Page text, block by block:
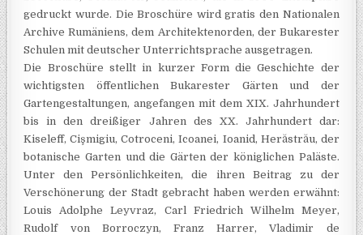
gedruckt wurde. Die Broschüre wird gratis den Nationalen
Archive Rumäniens, dem Architektenorden, der Bukarester
Schulen mit deutscher Unterrichtsprache ausgetragen.
Die Broschüre stellt in kurzer Form die Geschichte der
wichtigsten öffentlichen Bukarester Gärten und der
Gartengestaltungen, angefangen mit dem XIX. Jahrhundert
bis in den dreißiger Jahren des XX. Jahrhundert dar:
Kiseleff, Cişmigiu, Cotroceni, Icoanei, Ioanid, Herăstrău, der
botanische Garten und die Gärten der königlichen Paläste.
Unter den Persönlichkeiten, die ihren Beitrag zu der
Verschönerung der Stadt gebracht haben werden erwähnt:
Louis Adolphe Leyvraz, Carl Friedrich Wilhelm Meyer,
Rudolf von Borroczyn, Franz Harrer, Vladimir de